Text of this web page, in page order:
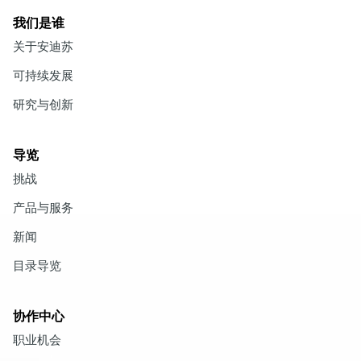
我们是谁
关于安迪苏
可持续发展
研究与创新
导览
挑战
产品与服务
新闻
目录导览
协作中心
职业机会